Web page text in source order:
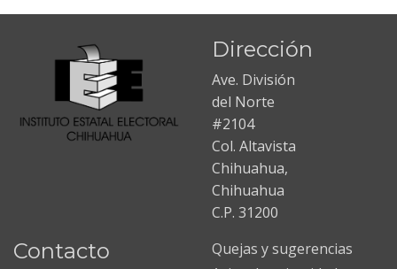
Dirección
Ave. División
del Norte
#2104
Col. Altavista
Chihuahua,
Chihuahua
C.P. 31200
Contacto
Quejas y sugerencias